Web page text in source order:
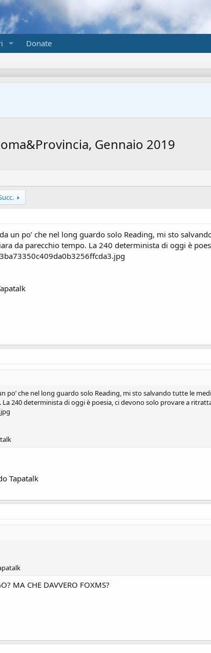
Donate
Gennaio 2019
un po’ che nel long guardo solo Reading, mi sto
da parecchio tempo. La 240 determinista di oggi è
po’ che nel long guardo solo Reading, mi sto salvando tutte le
240 determinista di oggi è poesia, ci devono solo provare a
Tapatalk
MA CHE DAVVERO FOXMS?